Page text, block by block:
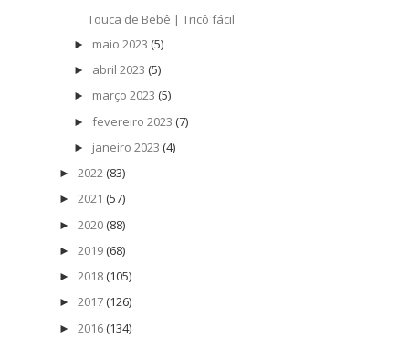
Touca de Bebê | Tricô fácil
► maio 2023 (5)
► abril 2023 (5)
► março 2023 (5)
► fevereiro 2023 (7)
► janeiro 2023 (4)
► 2022 (83)
► 2021 (57)
► 2020 (88)
► 2019 (68)
► 2018 (105)
► 2017 (126)
► 2016 (134)